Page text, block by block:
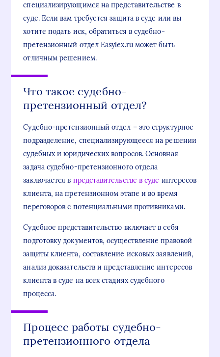
специализирующимся на представительстве в
суде. Если вам требуется защита в суде или вы
хотите подать иск, обратиться в судебно-
претензионный отдел Easylex.ru может быть
отличным решением.
Что такое судебно-
претензионный отдел?
Судебно-претензионный отдел – это структурное
подразделение, специализирующееся на решении
судебных и юридических вопросов. Основная
задача судебно-претензионного отдела
заключается в представительстве в суде интересов
клиента, на претензионном этапе и во время
переговоров с потенциальными противниками.
Судебное представительство включает в себя
подготовку документов, осуществление правовой
защиты клиента, составление исковых заявлений,
анализ доказательств и представление интересов
клиента в суде на всех стадиях судебного
процесса.
Процесс работы судебно-
претензионного отдела